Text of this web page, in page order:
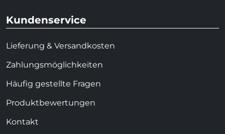
Kundenservice
Lieferung & Versandkosten
Zahlungsmöglichkeiten
Häufig gestellte Fragen
Produktbewertungen
Kontakt